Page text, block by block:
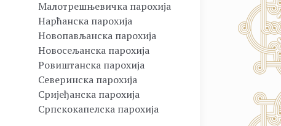
Малотрешњевичка парохија
Нарћанска парохија
Новопављанска парохија
Новосељанска парохија
Ровиштанска парохија
Северинска парохија
Сријеђанска парохија
Српскокапелска парохија